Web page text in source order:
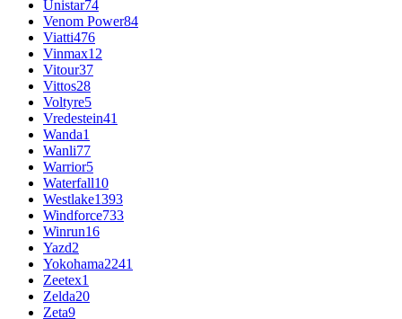
Unistar74
Venom Power84
Viatti476
Vinmax12
Vitour37
Vittos28
Voltyre5
Vredestein41
Wanda1
Wanli77
Warrior5
Waterfall10
Westlake1393
Windforce733
Winrun16
Yazd2
Yokohama2241
Zeetex1
Zelda20
Zeta9